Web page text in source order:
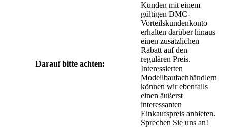
Darauf bitte achten:
Kunden mit einem
gültigen DMC-
Vorteilskundenkonto
erhalten darüber hinaus
einen zusätzlichen
Rabatt auf den
regulären Preis.
Interessierten
Modellbaufachhändlern
können wir ebenfalls
einen äußerst
interessanten
Einkaufspreis anbieten.
Sprechen Sie uns an!